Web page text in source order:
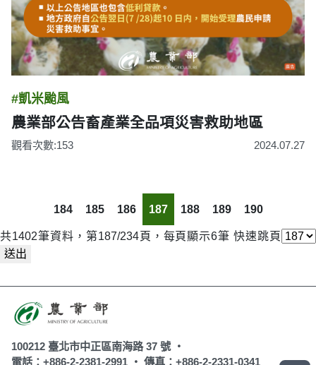
#凱米颱風
農業部公告畜產業全品項災害救助地區
觀看次數:153 2024.07.27
184 185 186 187 188 189 190
共1402筆資料，第187/234頁，每頁顯示6筆 快速跳頁
送出
100212 臺北市中正區南海路 37 號 ‧
電話：+886-2-2381-2991 ‧ 傳真：+886-2-2331-0341